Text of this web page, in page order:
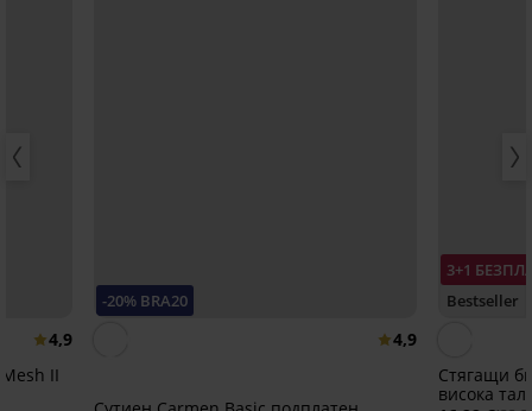
4,9
II
-20% BRA20
4,9
3+1
Bestseller
Стягащи
висока